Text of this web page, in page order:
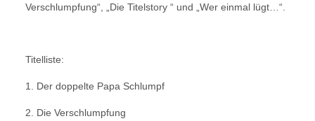
Verschlumpfung“, „Die Titelstory “ und „Wer einmal lügt…“.
Titelliste:
1. Der doppelte Papa Schlumpf
2. Die Verschlumpfung